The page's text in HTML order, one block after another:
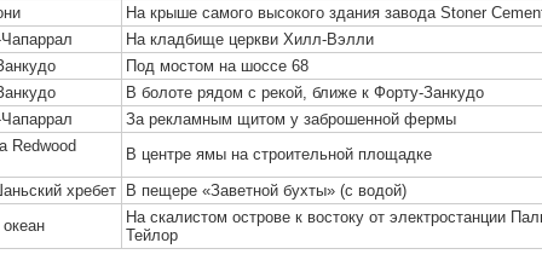
На крыше самого высокого здания завода Stoner
Чапаррал
На кладбище церкви Хилл-Вэлли
Под мостом на шоссе 68
В болоте рядом с рекой, ближе к Форту-Занкудо
Чапаррал
За рекламным щитом у заброшенной фермы
Redwood
В центре ямы на строительной площадке
хребет
В пещере «Заветной бухты» (с водой)
На скалистом острове к востоку от электростанции
Тейлор